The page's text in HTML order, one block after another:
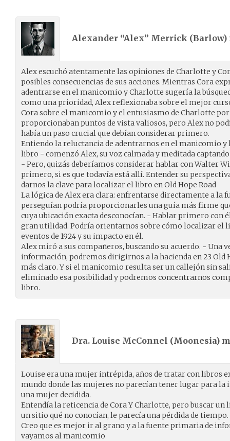
Alexander “Alex” Merrick (Barlow)
Alex escuchó atentamente las opiniones de Charlotte y
posibles consecuencias de sus acciones. Mientras Cora
adentrarse en el manicomio y Charlotte sugería la
como una prioridad, Alex reflexionaba sobre el mejor
Cora sobre el manicomio y el entusiasmo de Charlotte
proporcionaban puntos de vista valiosos, pero Alex no
había un paso crucial que debían considerar primero.
Entiendo la reluctancia de adentrarnos en el manicomio
libro - comenzó Alex, su voz calmada y meditada
- Pero, quizás deberíamos considerar hablar con Walter
primero, si es que todavía está allí. Entender su
darnos la clave para localizar el libro en Old Hope Road
La lógica de Alex era clara: enfrentarse directamente a la
perseguían podría proporcionarles una guía más firme
cuya ubicación exacta desconocían. - Hablar primero con
gran utilidad. Podría orientarnos sobre cómo localizar el
eventos de 1924 y su impacto en él.
Alex miró a sus compañeros, buscando su acuerdo. - Una
información, podremos dirigirnos a la hacienda en 23 Old
más claro. Y si el manicomio resulta ser un callejón sin
eliminado esa posibilidad y podremos concentrarnos
libro.
Dra. Louise McConnel (Moonesia)
Louise era una mujer intrépida, años de tratar con libros
mundo donde las mujeres no parecían tener lugar para la
una mujer decidida.
Entendía la reticencia de Cora Y Charlotte, pero buscar
un sitio qué no conocían, le parecía una pérdida de tiempo.
Creo que es mejor ir al grano y a la fuente primaria de
vayamos al manicomio